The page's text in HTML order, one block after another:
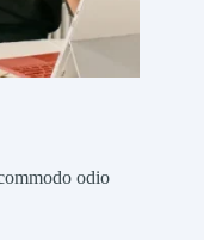
odio